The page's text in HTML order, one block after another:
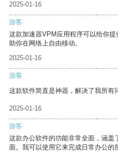
2025-01-16
游客
这款加速器VPM应用程序可以给你
助你在网络上自由移动。
2025-01-16
游客
这款软件简直是神器，解决了我所有
2025-01-16
游客
这款办公软件的功能非常全面，涵盖
面。我可以使用它来完成日常办公的